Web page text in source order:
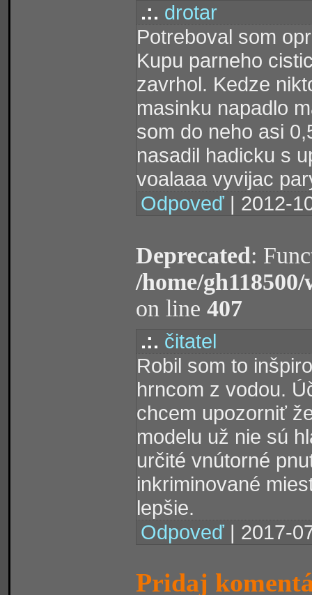
.:. drotar
Potreboval som
Kupu parneho
zavrhol. Kedze
masinku napadlo
som do neho asi
nasadil hadicku s
voalaaa vyvijac
Odpoveď | 2012-
Deprecated:
/home/
on line 407
.:. čitatel
Robil som to
hrncom z vodou.
chcem upozorniť
modelu už nie sú
určité vnútorné
inkriminované
lepšie.
Odpoveď | 2017-
Pridaj